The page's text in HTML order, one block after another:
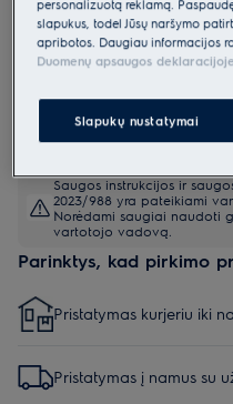
„SensiCare“ parenka skalbimo
Minimali programa
Saugos instrukcijos ir
2023/988 yra pateikiami
Norėdami saugiai naudoti
vartotojo vadovą.
Parinktys, kad pirkimo
Pristatymas kurjeriu iki
Pristatymas į namus su
personalizuotą reklamą.
slapukus, todėl Jūsų naršymo
apribotos. Daugiau informacijos
Duomenų apsaugos
Slapukų nustatymai